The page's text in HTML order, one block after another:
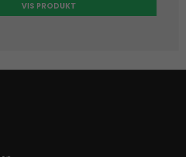
VIS PRODUKT